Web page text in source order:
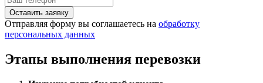
Оставить заявку
Отправляя форму вы соглашаетесь на обработку
персональных данных
Этапы выполнения перевозки